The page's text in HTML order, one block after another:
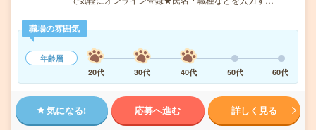
職場の雰囲気
年齢層
20代
30代 40代 50代 60代
気になる! 応募へ進む 詳しく見る